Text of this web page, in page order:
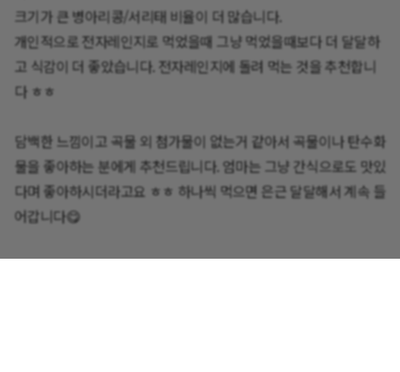
개인적으로 전자레인지로 먹었을때 그냥 먹었을때보다 더 달달하
고 식감이 더 좋았습니다. 전자레인지에 돌려 먹는 것을 추천합니
담백한 느낌이고 곡물 외 첨가물이 없는거 같아서 곡물이나 탄수화
물을 좋아하는 분에게 추천드립니다. 엄마는 그냥 간식으로도 맛있
다며 좋아하시더라고요 ㅎㅎ 하나씩 먹으면 은근 달달해서 계속 들
이만 식사에센스 곡물톡톡 후기를 마치겠습니다. 읽어 주셔서 감사